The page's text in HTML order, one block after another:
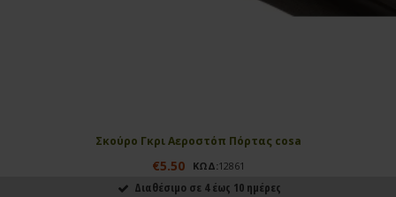
Σκούρο Γκρι Αεροστόπ Πόρτας cosa
€5.50 ΚΩΔ:12861
Διαθέσιμο σε 4 έως 10 ημέρες